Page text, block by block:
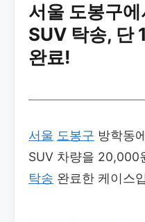
서울 도봉구
SUV 탁송, 단
완료!
서울 도봉구 방학동
SUV 차량을 20,000
탁송 완료한 케이스